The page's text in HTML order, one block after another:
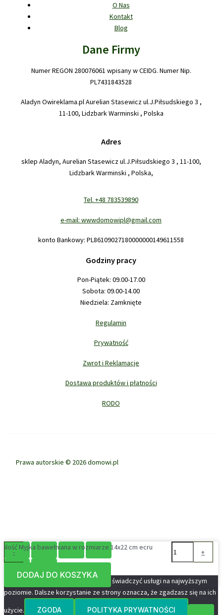
O Nas
Kontakt
Blog
Dane Firmy
Numer REGON 280076061 wpisany w CEIDG. Numer Nip.
PL7431843528
Aladyn Owireklama.pl Aurelian Stasewicz ul.J.Piłsudskiego 3 ,
11-100, Lidzbark Warminski , Polska
Adres
sklep Aladyn, Aurelian Stasewicz ul.J.Piłsudskiego 3 , 11-100,
Lidzbark Warminski , Polska,
Tel. +48 783539890
e-mail: wwwdomowipl@gmail.com
konto Bankowy: PL86109027180000000149611558
Godziny pracy
Pon-Piątek: 09.00-17.00
Sobota: 09.00-14.00
Niedziela: Zamknięte
Regulamin
Prywatność
Zwrot i Reklamacje
Dostawa produktów i płatności
RODO
Prawa autorskie © 2026 domowi.pl
-
ilość Myjka bawełniana w rozmiarze 14x22 cm ecru
+
DODAJ DO KOSZYKA
Ta strona korzysta z ciasteczek aby świadczyć usługi na najwyższym
poziomie. Dalsze korzystanie ze strony oznacza, że zgadzasz się na ich
użycie.
ZGODA POLITYKA PRYWATNOŚCI